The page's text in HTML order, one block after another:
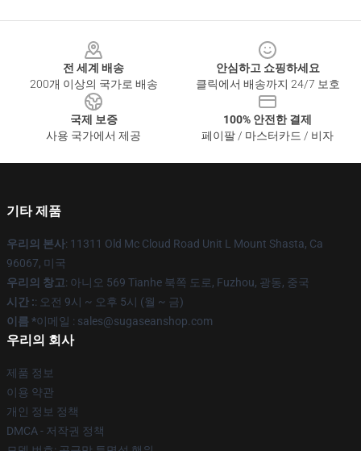
전 세계 배송
200개 이상의 국가로 배송
안심하고 쇼핑하세요
클릭에서 배송까지 24/7 보호
국제 보증
사용 국가에서 제공
100% 안전한 결제
페이팔 / 마스터카드 / 비자
기타 제품
우리의 본사: 11311 Old Mc Cloud Road Unit L Mount Shasta, Ca
96067, 미국
우리의 창고: 아니오 569 Tianhe 북쪽 도로, Fuzhou, 광동, 중국
시간 :: 오전 9시 ~ 오후 5시 (월 ~ 금)
이름 *이메일 : sales@sugaseanshop.com
우리의 회사
제품 정보
이용 약관
개인 정보 정책
DMCA - 저작권 정책